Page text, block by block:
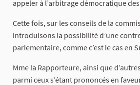
appeler à l’arbitrage démocratique
Cette fois, sur les conseils de la
introduisons la possibilité d’une
parlementaire, comme c’est le cas en
Mme la Rapporteure, ainsi que
parmi ceux s’étant prononcés en